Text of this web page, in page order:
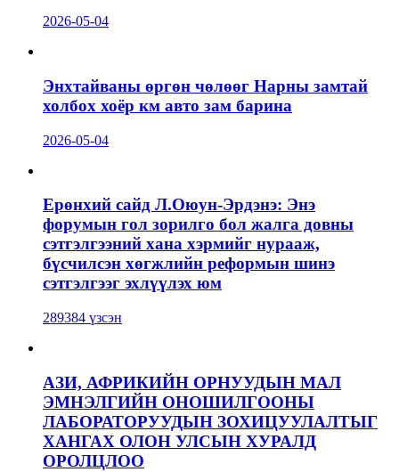
2026-05-04
Энхтайваны өргөн чөлөөг Нарны замтай
холбох хоёр км авто зам барина
2026-05-04
Ерөнхий сайд Л.Оюун-Эрдэнэ: Энэ
форумын гол зорилго бол жалга довны
сэтгэлгээний хана хэрмийг нурааж,
бүсчилсэн хөгжлийн реформын шинэ
сэтгэлгээг эхлүүлэх юм
289384 үзсэн
АЗИ, АФРИКИЙН ОРНУУДЫН МАЛ
ЭМНЭЛГИЙН ОНОШИЛГООНЫ
ЛАБОРАТОРУУДЫН ЗОХИЦУУЛАЛТЫГ
ХАНГАХ ОЛОН УЛСЫН ХУРАЛД
ОРОЛЦЛОО